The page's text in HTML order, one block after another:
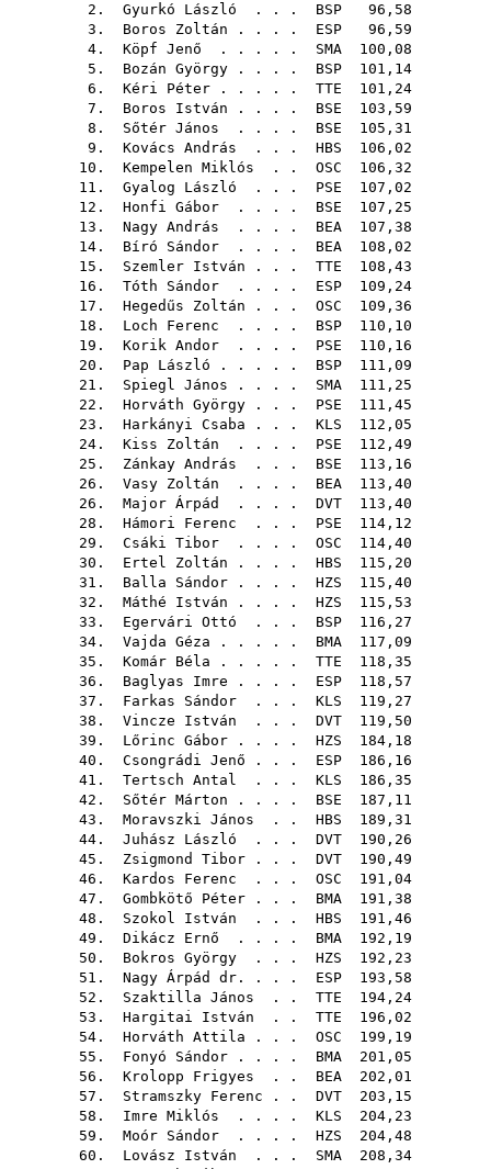
2. Gyurkó László . . . BSP 96,58
3. Boros Zoltán . . . . ESP 96,59
4. Köpf Jenő . . . . . SMA 100,08
5. Bozán György . . . . BSP 101,14
6. Kéri Péter . . . . . TTE 101,24
7. Boros István . . . . BSE 103,59
8. Sőtér János . . . . BSE 105,31
9. Kovács András . . . HBS 106,02
10. Kempelen Miklós . . OSC 106,32
11. Gyalog László . . . PSE 107,02
12. Honfi Gábor . . . . BSE 107,25
13. Nagy András . . . . BEA 107,38
14. Bíró Sándor . . . . BEA 108,02
15. Szemler István . . . TTE 108,43
16. Tóth Sándor . . . . ESP 109,24
17. Hegedűs Zoltán . . . OSC 109,36
18. Loch Ferenc . . . . BSP 110,10
19. Korik Andor . . . . PSE 110,16
20. Pap László . . . . . BSP 111,09
21. Spiegl János . . . . SMA 111,25
22. Horváth György . . . PSE 111,45
23. Harkányi Csaba . . . KLS 112,05
24. Kiss Zoltán . . . . PSE 112,49
25. Zánkay András . . . BSE 113,16
26. Vasy Zoltán . . . . BEA 113,40
26. Major Árpád . . . . DVT 113,40
28. Hámori Ferenc . . . PSE 114,12
29. Csáki Tibor . . . . OSC 114,40
30. Ertel Zoltán . . . . HBS 115,20
31. Balla Sándor . . . . HZS 115,40
32. Máthé István . . . . HZS 115,53
33. Egervári Ottó . . . BSP 116,27
34. Vajda Géza . . . . . BMA 117,09
35. Komár Béla . . . . . TTE 118,35
36. Baglyas Imre . . . . ESP 118,57
37. Farkas Sándor . . . KLS 119,27
38. Vincze István . . . DVT 119,50
39. Lőrinc Gábor . . . . HZS 184,18
40. Csongrádi Jenő . . . ESP 186,16
41. Tertsch Antal . . . KLS 186,35
42. Sőtér Márton . . . . BSE 187,11
43. Moravszki János . . HBS 189,31
44. Juhász László . . . DVT 190,26
45. Zsigmond Tibor . . . DVT 190,49
46. Kardos Ferenc . . . OSC 191,04
47. Gombkötő Péter . . . BMA 191,38
48. Szokol István . . . HBS 191,46
49. Dikácz Ernő . . . . BMA 192,19
50. Bokros György . . . HZS 192,23
51. Nagy Árpád dr. . . . ESP 193,58
52. Szaktilla János . . TTE 194,24
53. Hargitai István . . TTE 196,02
54. Horváth Attila . . . OSC 199,19
55. Fonyó Sándor . . . . BMA 201,05
56. Krolopp Frigyes . . BEA 202,01
57. Stramszky Ferenc . . DVT 203,15
58. Imre Miklós . . . . KLS 204,23
59. Moór Sándor . . . . HZS 204,48
60. Lovász István . . . SMA 208,34